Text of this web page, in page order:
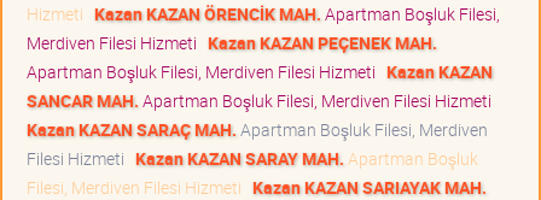
Hizmeti Kazan KAZAN ÖRENCİK MAH. Apartman Boşluk Filesi,
Merdiven Filesi Hizmeti Kazan KAZAN PEÇENEK MAH.
Apartman Boşluk Filesi, Merdiven Filesi Hizmeti Kazan KAZAN
SANCAR MAH. Apartman Boşluk Filesi, Merdiven Filesi Hizmeti
Kazan KAZAN SARAÇ MAH. Apartman Boşluk Filesi, Merdiven
Filesi Hizmeti Kazan KAZAN SARAY MAH. Apartman Boşluk
Filesi, Merdiven Filesi Hizmeti Kazan KAZAN SARIAYAK MAH.